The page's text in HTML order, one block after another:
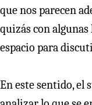
que nos parecen
quizás con
espacio para
En este sentido, el